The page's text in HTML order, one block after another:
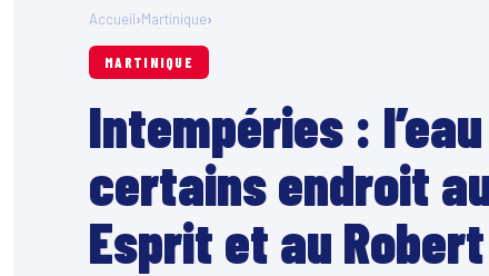
Accueil›Martinique›
MARTINIQUE
Intempéries :
certains endroit
Esprit et au Robert